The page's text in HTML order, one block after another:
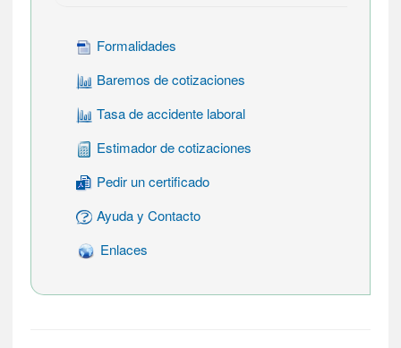
Formalidades
Baremos de cotizaciones
Tasa de accidente laboral
Estimador de cotizaciones
Pedir un certificado
Ayuda y Contacto
Enlaces